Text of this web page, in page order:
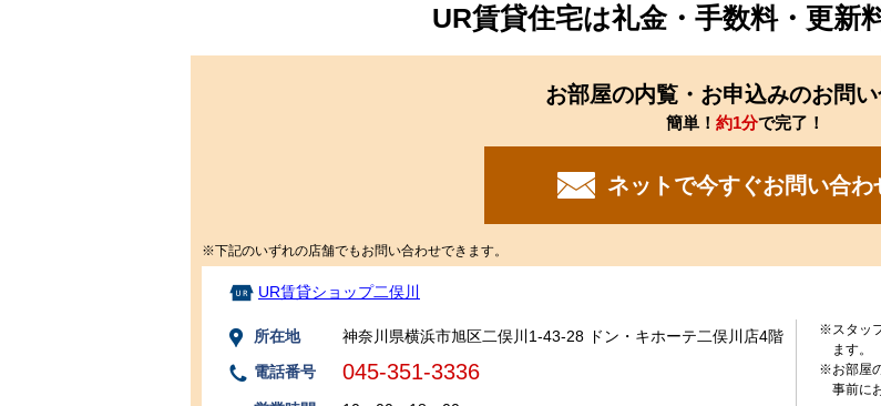
UR賃貸住宅は礼金・手数料・更新
お部屋の内覧・お申込みのお問
簡単！ 約1分で完了！
ネットで今すぐお問い合わ
※下記のいずれの店舗でもお問い合わせできます。
UR賃貸ショップ二俣川
所在地
神奈川県横浜市旭区二俣川1-43-28 ドン・キホーテ二俣川店4階
電話番号
045-351-3336
※スタッ
ます。
※お部屋
事前に